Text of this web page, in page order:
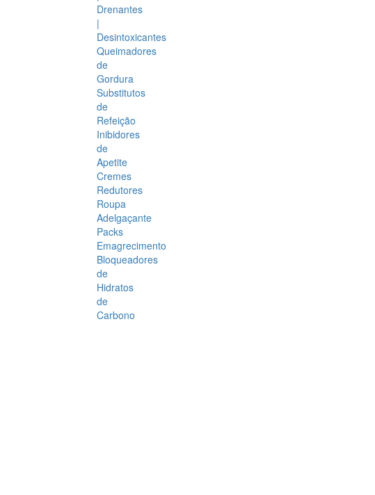
Drenantes
|
Desintoxicantes
Queimadores
de
Gordura
Substitutos
de
Refeição
Inibidores
de
Apetite
Cremes
Redutores
Roupa
Adelgaçante
Packs
Emagrecimento
Bloqueadores
de
Hidratos
de
Carbono